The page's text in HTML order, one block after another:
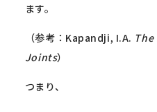
ます。
（参考：Kapandji, I.A.
Joints）
つまり、